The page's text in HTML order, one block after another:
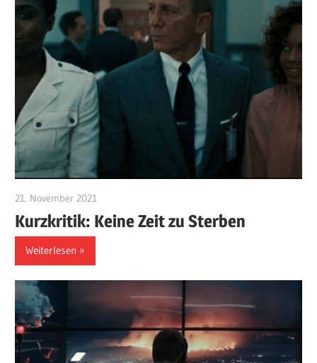
21. November 2021
Kurzkritik: Keine Zeit zu Sterben
Weiterlesen